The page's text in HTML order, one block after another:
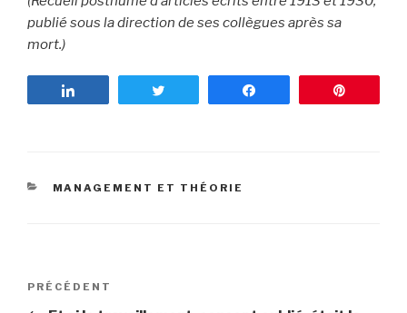
publié sous la direction de ses collègues après sa
mort.)
CATÉGORIES
MANAGEMENT ET THÉORIE
Navigation
Article
PRÉCÉDENT